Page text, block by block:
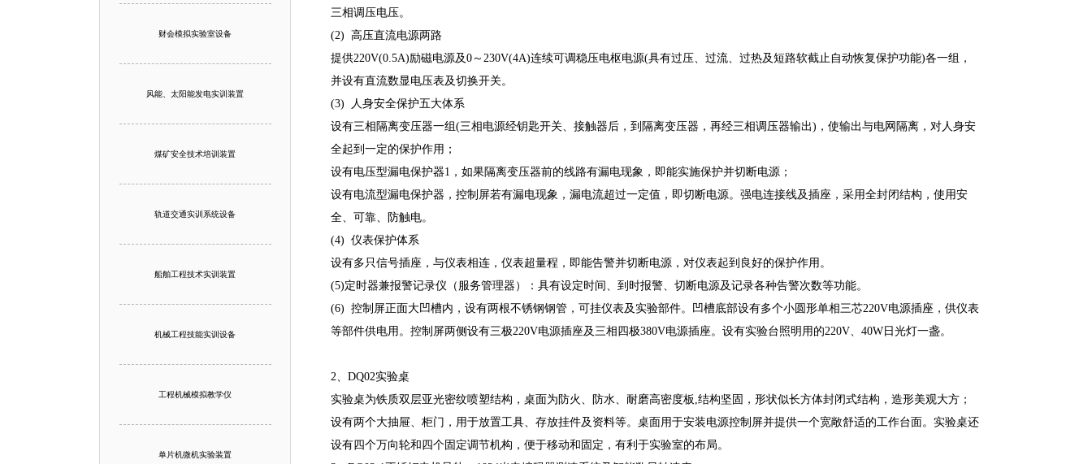
财会模拟实验室设备
风能、太阳能发电实训装置
煤矿安全技术培训装置
轨道交通实训系统设备
船舶工程技术实训装置
机械工程技能实训设备
工程机械模拟教学仪
单片机微机实验装置
三相调压电压。
(2) 高压直流电源两路
提供220V(0.5A)励磁电源及0～230V(4A)连续可调稳压电枢电源(具有过压、过流、过热及短路软截止自动恢复保护功能)各一组，
并设有直流数显电压表及切换开关。
(3) 人身安全保护五大体系
设有三相隔离变压器一组(三相电源经钥匙开关、接触器后，到隔离变压器，再经三相调压器输出)，使输出与电网隔离，对人身安
全起到一定的保护作用；
设有电压型漏电保护器1，如果隔离变压器前的线路有漏电现象，即能实施保护并切断电源；
设有电流型漏电保护器，控制屏若有漏电现象，漏电流超过一定值，即切断电源。强电连接线及插座，采用全封闭结构，使用安
全、可靠、防触电。
(4) 仪表保护体系
设有多只信号插座，与仪表相连，仪表超量程，即能告警并切断电源，对仪表起到良好的保护作用。
(5)定时器兼报警记录仪（服务管理器）：具有设定时间、到时报警、切断电源及记录各种告警次数等功能。
(6) 控制屏正面大凹槽内，设有两根不锈钢钢管，可挂仪表及实验部件。凹槽底部设有多个小圆形单相三芯220V电源插座，供仪表
等部件供电用。控制屏两侧设有三极220V电源插座及三相四极380V电源插座。设有实验台照明用的220V、40W日光灯一盏。
2、DQ02实验桌
实验桌为铁质双层亚光密纹喷塑结构，桌面为防火、防水、耐磨高密度板,结构坚固，形状似长方体封闭式结构，造形美观大方；
设有两个大抽屉、柜门，用于放置工具、存放挂件及资料等。桌面用于安装电源控制屏并提供一个宽敞舒适的工作台面。实验桌还
设有四个万向轮和四个固定调节机构，便于移动和固定，有利于实验室的布局。